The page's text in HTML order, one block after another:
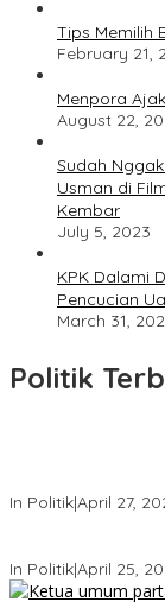
Tips Memilih
February 21,
Menpora
August 22,
Sudah
Usman di
Kembar
July 5, 2023
KPK Dalami
Pencucian
March 31,
Politik
In Politik|April 27,
In Politik|April 25,